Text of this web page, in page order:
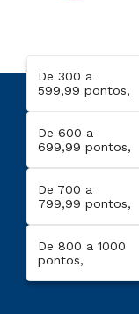
De 300 a
599,99 pontos,
De 600 a
699,99 pontos,
De 700 a
799,99 pontos,
De 800 a 1000
pontos,